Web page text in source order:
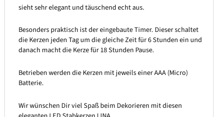
sieht sehr elegant und täuschend echt aus.
Besonders praktisch ist der eingebaute Timer. Dieser schaltet
die Kerzen jeden Tag um die gleiche Zeit für 6 Stunden ein und
danach macht die Kerze für 18 Stunden Pause.
Betrieben werden die Kerzen mit jeweils einer AAA (Micro)
Batterie.
Wir wünschen Dir viel Spaß beim Dekorieren mit diesen